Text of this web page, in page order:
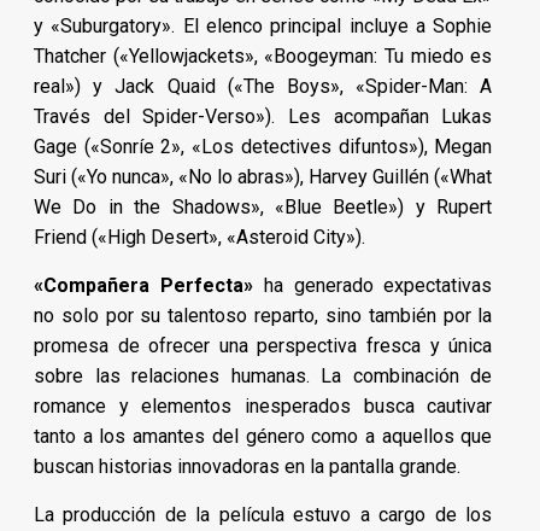
y «Suburgatory». El elenco principal incluye a Sophie
Thatcher («Yellowjackets», «Boogeyman: Tu miedo es
real») y Jack Quaid («The Boys», «Spider-Man: A
Través del Spider-Verso»). Les acompañan Lukas
Gage («Sonríe 2», «Los detectives difuntos»), Megan
Suri («Yo nunca», «No lo abras»), Harvey Guillén («What
We Do in the Shadows», «Blue Beetle») y Rupert
Friend («High Desert», «Asteroid City»).
«Compañera Perfecta»ha generado expectativas
no solo por su talentoso reparto, sino también por la
promesa de ofrecer una perspectiva fresca y única
sobre las relaciones humanas. La combinación de
romance y elementos inesperados busca cautivar
tanto a los amantes del género como a aquellos que
buscan historias innovadoras en la pantalla grande.
La producción de la película estuvo a cargo de los